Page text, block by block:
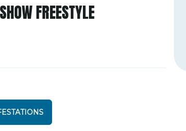
FREESTYLE